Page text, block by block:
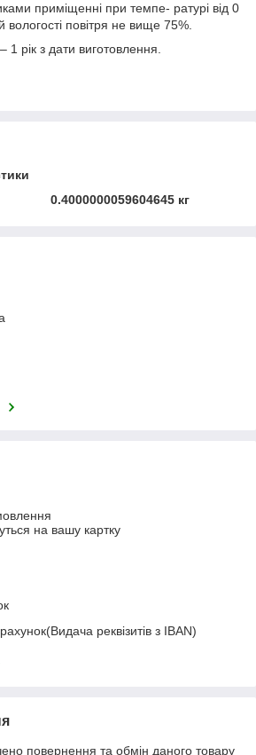
приміщенні при темпе- ратурі від 0
вологості повітря не вище 75%.
– 1 рік з дати виготовлення.
0.4000000059604645 кг
на вашу картку
реквізитів з IBAN)
повернення та обмін даного товару